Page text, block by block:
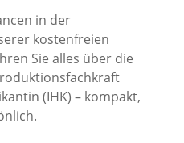
in der
kostenfreien
Sie alles über die
(IHK) – kompakt,